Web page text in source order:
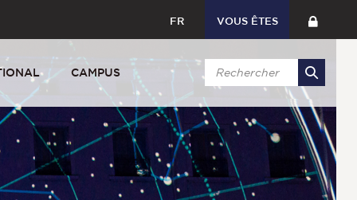
FR VOUS ÊTES
CAMPUS